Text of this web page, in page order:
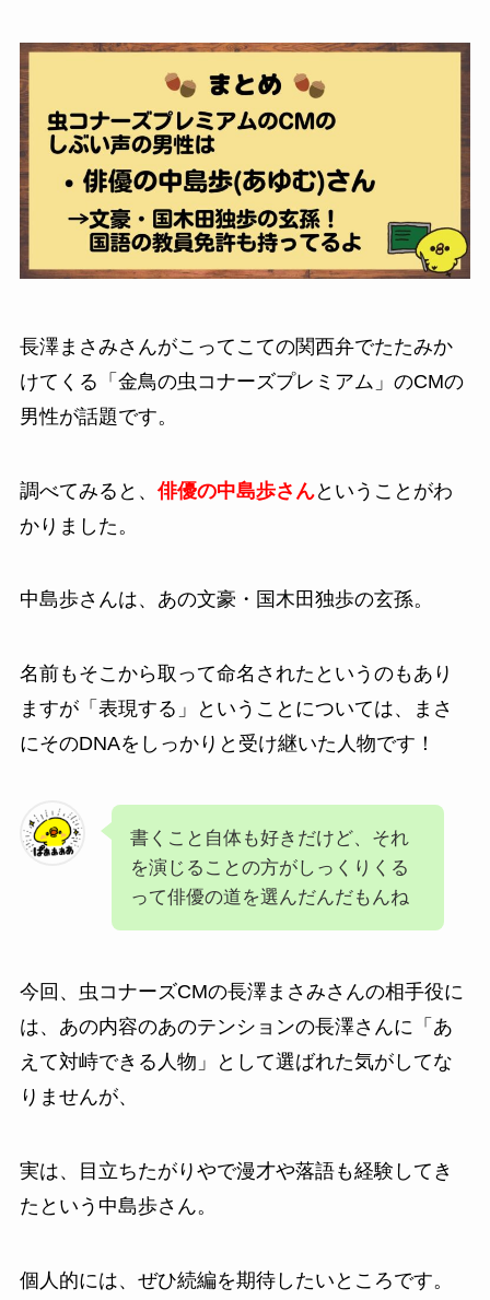
長澤まさみさんがこってこての関西弁でたたみか
けてくる「金鳥の虫コナーズプレミアム」のCMの
男性が話題です。
調べてみると、 俳優の中島歩さんということがわ
かりました。
中島歩さんは、あの文豪・国木田独歩の玄孫。
名前もそこから取って命名されたというのもあり
ますが「表現する」ということについては、まさ
にそのDNAをしっかりと受け継いた人物です！
書くこと自体も好きだけど、それ
を演じることの方がしっくりくる
って俳優の道を選んだんだもんね
今回、虫コナーズCMの長澤まさみさんの相手役に
は、あの内容のあのテンションの長澤さんに「あ
えて対峙できる人物」として選ばれた気がしてな
りませんが、
実は、目立ちたがりやで漫才や落語も経験してき
たという中島歩さん。
個人的には、ぜひ続編を期待したいところです。